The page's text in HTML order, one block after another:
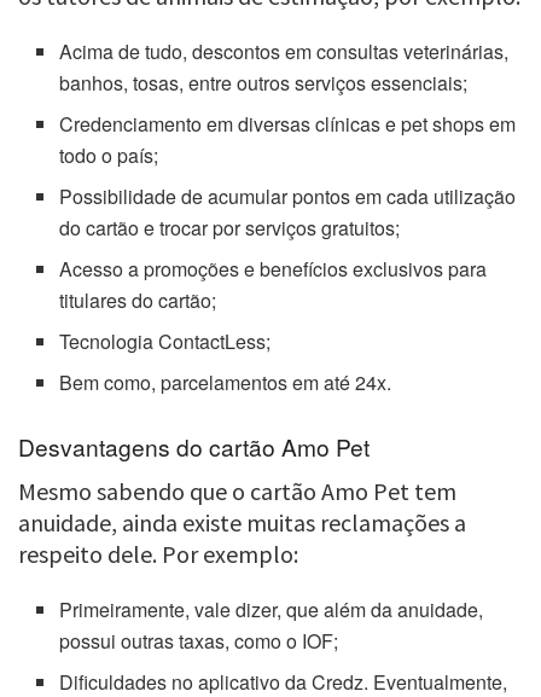
Acima de tudo, descontos em consultas veterinárias,
banhos, tosas, entre outros serviços essenciais;
Credenciamento em diversas clínicas e pet shops em
todo o país;
Possibilidade de acumular pontos em cada utilização
do cartão e trocar por serviços gratuitos;
Acesso a promoções e benefícios exclusivos para
titulares do cartão;
Tecnologia ContactLess;
Bem como, parcelamentos em até 24x.
Desvantagens do cartão Amo Pet
Mesmo sabendo que o cartão Amo Pet tem
anuidade, ainda existe muitas reclamações a
respeito dele. Por exemplo:
Primeiramente, vale dizer, que além da anuidade,
possui outras taxas, como o IOF;
Dificuldades no aplicativo da Credz. Eventualmente,